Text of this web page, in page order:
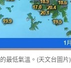
最低氣溫。(天文台圖片)